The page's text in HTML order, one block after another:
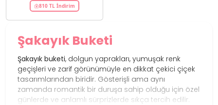
810 TL İndirim
Şakayık Buketi
Şakayık buketi, dolgun yaprakları, yumuşak renk
geçişleri ve zarif görünümüyle en dikkat çekici çiçek
tasarımlarından biridir. Gösterişli ama aynı
zamanda romantik bir duruşa sahip olduğu için özel
günlerde ve anlamlı sürprizlerde sıkça tercih edilir.